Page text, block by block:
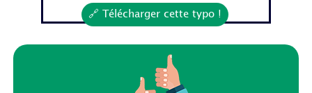
🔗 Télécharger cette typo !